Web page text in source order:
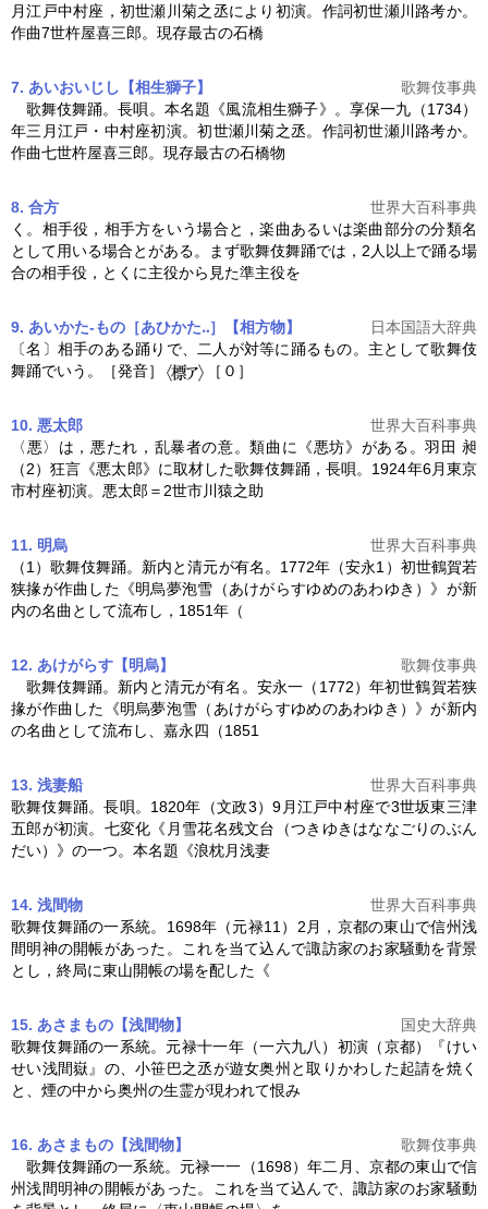
月江戸中村座，初世瀬川菊之丞により初演。作詞初世瀬川路考か。
作曲7世杵屋喜三郎。現存最古の石橋
7. あいおいじし【相生獅子】
歌舞伎事典
歌舞伎舞踊。長唄。本名題《風流相生獅子》。享保一九（1734）
年三月江戸・中村座初演。初世瀬川菊之丞。作詞初世瀬川路考か。
作曲七世杵屋喜三郎。現存最古の石橋物
8. 合方
世界大百科事典
く。相手役，相手方をいう場合と，楽曲あるいは楽曲部分の分類名
として用いる場合とがある。まず歌舞伎舞踊では，2人以上で踊る場
合の相手役，とくに主役から見た準主役を
9. あいかた‐もの［あひかた‥］【相方物】
日本国語大辞典
〔名〕相手のある踊りで、二人が対等に踊るもの。主として歌舞伎
舞踊でいう。［発音］ ［０］
10. 悪太郎
世界大百科事典
〈悪〉は，悪たれ，乱暴者の意。類曲に《悪坊》がある。羽田 昶
（2）狂言《悪太郎》に取材した歌舞伎舞踊 ，長唄。1924年6月東京
市村座初演。悪太郎＝2世市川猿之助
11. 明烏
世界大百科事典
（1） 歌舞伎舞踊。新内と清元が有名。1772年（安永1）初世鶴賀若
狭掾が作曲した《明烏夢泡雪（あけがらすゆめのあわゆき）》が新
内の名曲として流布し，1851年（
12. あけがらす【明烏】
歌舞伎事典
歌舞伎舞踊。新内と清元が有名。安永一（1772）年初世鶴賀若狭
掾が作曲した《明烏夢泡雪（あけがらすゆめのあわゆき）》が新内
の名曲として流布し、嘉永四（1851
13. 浅妻船
世界大百科事典
歌舞伎舞踊。長唄。1820年（文政3）9月江戸中村座で3世坂東三津
五郎が初演。七変化《月雪花名残文台（つきゆきはななごりのぶん
だい）》の一つ。本名題《浪枕月浅妻
14. 浅間物
世界大百科事典
歌舞伎舞踊の一系統。1698年（元禄11）2月，京都の東山で信州浅
間明神の開帳があった。これを当て込んで諏訪家のお家騒動を背景
とし，終局に東山開帳の場を配した《
15. あさまもの【浅間物】
国史大辞典
歌舞伎舞踊の一系統。元禄十一年（一六九八）初演（京都）『けい
せい浅間嶽』の、小笹巴之丞が遊女奥州と取りかわした起請を焼く
と、煙の中から奥州の生霊が現われて恨み
16. あさまもの【浅間物】
歌舞伎事典
歌舞伎舞踊の一系統。元禄一一（1698）年二月、京都の東山で信
州浅間明神の開帳があった。これを当て込んで、諏訪家のお家騒動